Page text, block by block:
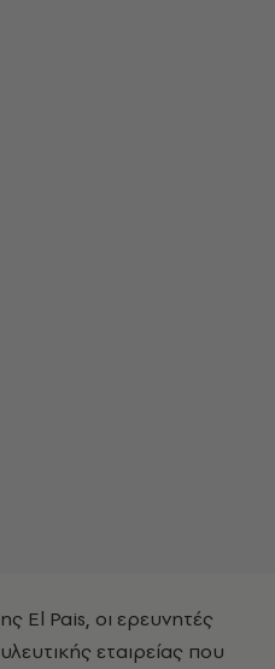
El Pais, οι ερευνητές
εταιρείας που